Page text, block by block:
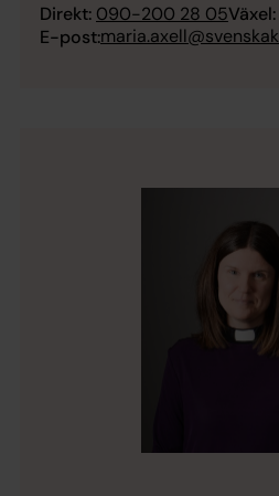
Direkt: 090-200 28 05Växel:
E-post: